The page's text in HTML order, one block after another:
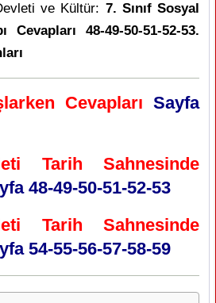
ve Kültür: 7. Sınıf Sosyal
48-49-50-51-52-53.
Cevapları Sayfa
Tarih Sahnesinde
48-49-50-51-52-53
Tarih Sahnesinde
54-55-56-57-58-59